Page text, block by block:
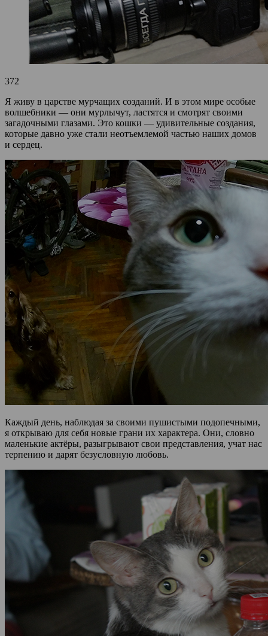
372
Я живу в царстве мурчащих созданий. И в этом мире особые
волшебники — они мурлычут, ластятся и смотрят своими
загадочными глазами. Это кошки — удивительные создания,
которые давно уже стали неотъемлемой частью наших домов
и сердец.
Каждый день, наблюдая за своими пушистыми подопечными,
я открываю для себя новые грани их характера. Они, словно
маленькие актёры, разыгрывают свои представления, учат нас
терпению и дарят безусловную любовь.